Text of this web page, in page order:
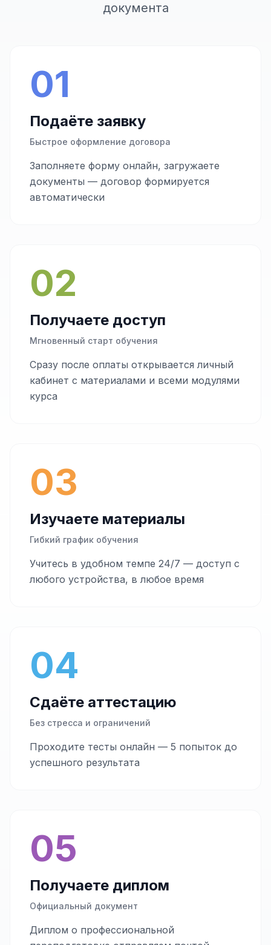
документа
01
Подаёте заявку
Быстрое оформление договора
Заполняете форму онлайн, загружаете
документы — договор формируется
автоматически
02
Получаете доступ
Мгновенный старт обучения
Сразу после оплаты открывается личный
кабинет с материалами и всеми модулями
курса
03
Изучаете материалы
Гибкий график обучения
Учитесь в удобном темпе 24/7 — доступ с
любого устройства, в любое время
04
Сдаёте аттестацию
Без стресса и ограничений
Проходите тесты онлайн — 5 попыток до
успешного результата
05
Получаете диплом
Официальный документ
Диплом о профессиональной